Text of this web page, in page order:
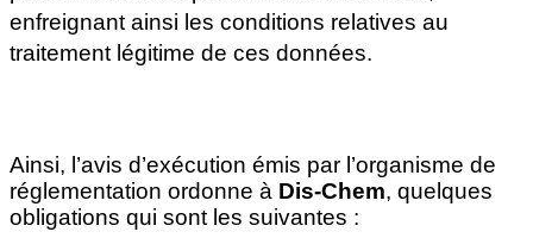
enfreignant ainsi les conditions relatives au
traitement légitime de ces données.
Ainsi, l’avis d’exécution émis par l’organisme de
réglementation ordonne à Dis-Chem, quelques
obligations qui sont les suivantes :